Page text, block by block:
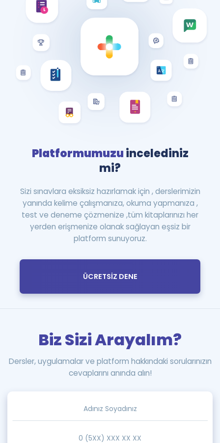
Platformumuzuincelediniz
mi?
Sizi sınavlara eksiksiz hazırlamak için , derslerimizin
yanında kelime çalışmanıza, okuma yapmanıza ,
test ve deneme çözmenize ,tüm kitaplarınızı her
yerden erişmenize olanak sağlayan eşsiz bir
platform sunuyoruz.
ÜCRETSİZ DENE
Biz Sizi Arayalım?
Dersler, uygulamalar ve platform hakkındaki sorularınızın
cevaplarını anında alın!